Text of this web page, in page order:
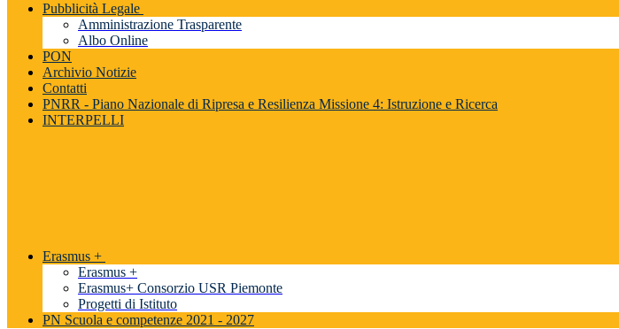
Pubblicità Legale
Amministrazione Trasparente
Albo Online
PON
Archivio Notizie
Contatti
PNRR - Piano Nazionale di Ripresa e Resilienza Missione 4: Istruzione e Ricerca
INTERPELLI
Erasmus +
Erasmus +
Erasmus+ Consorzio USR Piemonte
Progetti di Istituto
PN Scuola e competenze 2021 - 2027